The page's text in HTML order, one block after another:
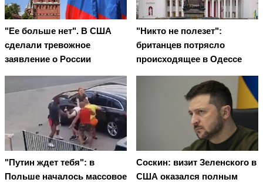
"Ее больше нет". В США
сделали тревожное
заявление о России
"Никто не полезет":
британцев потрясло
происходящее в Одессе
"Путин ждет тебя": в
Польше началось массовое
Соскин: визит Зеленского в
США оказался полным